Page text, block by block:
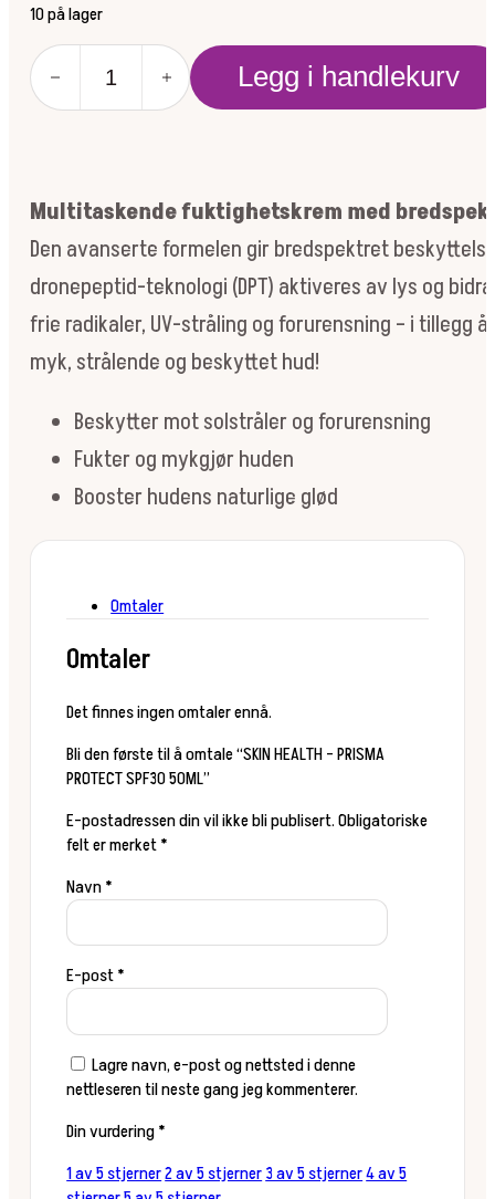
10 på lager
SKIN
HEALTH
-
50ML
antall
Legg i handlekurv
Multitaskende fuktighetskrem med
Den avanserte formelen gir bredspektret
dronepeptid-teknologi (DPT) aktiveres av lys og
frie radikaler, UV-stråling og forurensning – i tillegg
myk, strålende og beskyttet hud!
Beskytter mot solstråler og forurensning
Fukter og mykgjør huden
Booster hudens naturlige glød
Omtaler
Omtaler
Det finnes ingen omtaler ennå.
Bli den første til å omtale “SKIN HEALTH – PRISMA
PROTECT SPF30 50ML”
E-postadressen din vil ikke bli publisert.Obligatoriske
felt er merket*
Navn*
E-post*
Lagre navn, e-post og nettsted i denne
nettleseren til neste gang jeg kommenterer.
Din vurdering*
1 av 5 stjerner2 av 5 stjerner3 av 5 stjerner4 av 5